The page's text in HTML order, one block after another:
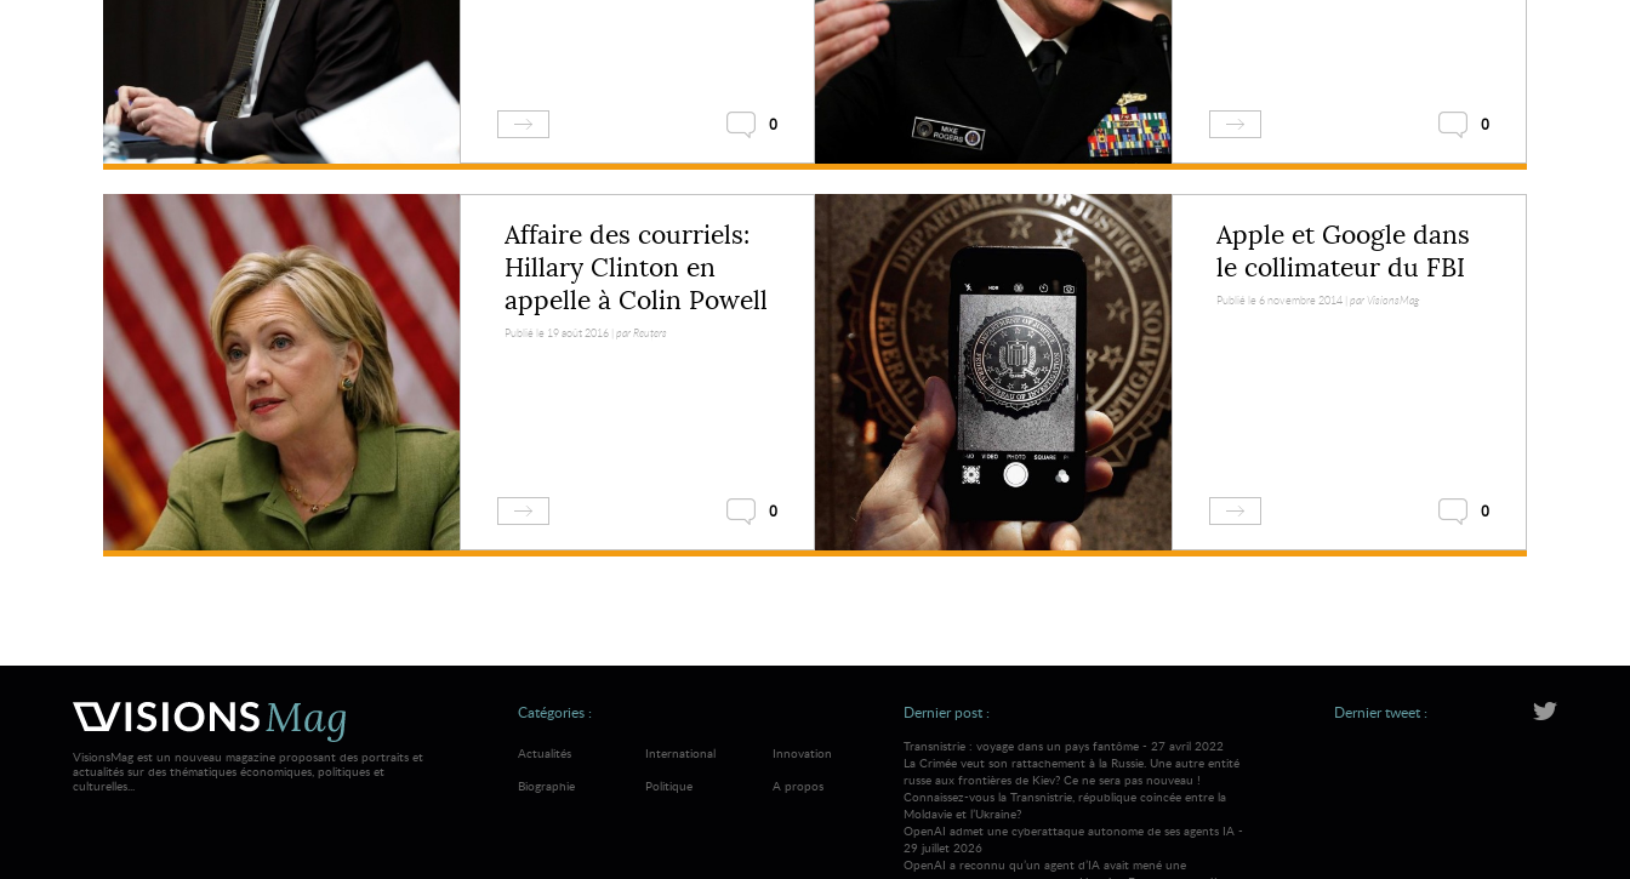
0 0
Affaire des courriels:
Hillary Clinton en
appelle à Colin Powell
Publié le 19 août 2016 | par Reuters
0
Apple et Google dans
le collimateur du FBI
Publié le 6 novembre 2014 | par VisionsMag
0
VisionsMag est un nouveau magazine proposant des portraits et
actualités sur des thématiques économiques, politiques et
culturelles...
Catégories :
Actualités International
Innovation
Biographie
Politique A propos
Dernier post :
Transnistrie : voyage dans un pays fantôme - 27 avril 2022
La Crimée veut son rattachement à la Russie. Une autre entité
russe aux frontières de Kiev? Ce ne sera pas nouveau !
Connaissez-vous la Transnistrie, république coincée entre la
Moldavie et l’Ukraine?
OpenAI admet une cyberattaque autonome de ses agents IA -
29 juillet 2026
OpenAI a reconnu qu’un agent d’IA avait mené une
Dernier tweet :